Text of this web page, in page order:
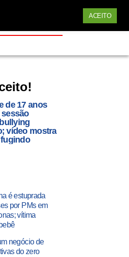
ACEITO
de 17 anos
vídeo mostra
é estuprada
por PMs em
vítima
negócio de
do zero